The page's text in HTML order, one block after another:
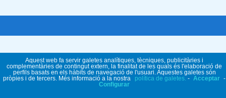
Aquest web fa servir galetes analítiques, tècniques, publicitàries i
complementàries de contingut extern, la finalitat de les quals és l'elaboració de
perfils basats en els hàbits de navegació de l'usuari. Aquestes galetes són
pròpies i de tercers. Més informació a la nostra
política de galetes. - Acceptar -
Configurar